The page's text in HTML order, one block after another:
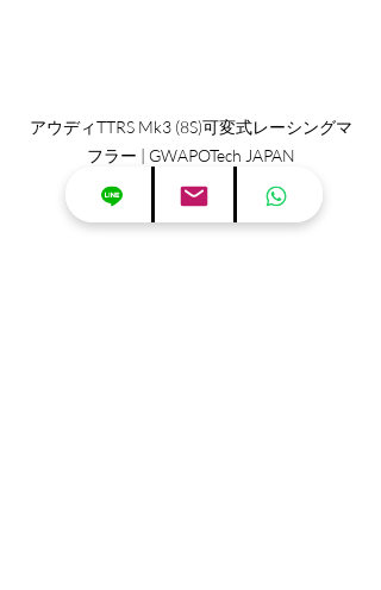
アウディTTRS Mk3 (8S)可変式レーシングマ
フラー | GWAPOTech JAPAN